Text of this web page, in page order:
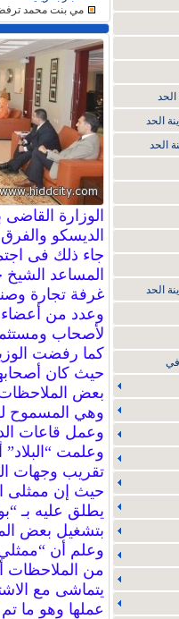
الحد
الحد
الحد
مي بنت محمد ترفض
الوزارة
الديسكو
جاء ذلك فى
المساعد
غرفة تجارة
وعدد من أعضاء
لأصحاب
كما رفضت
حيث كان
بعض
وهي المسموح
وعمل قاعات
وعلمت
تقريب وجهات
حيث إن ممثلى
يطلق عليه بـ
بتشغيل بعض
وعلم أن
من الملاحظات
يتماشى مع
عملها وهو ما